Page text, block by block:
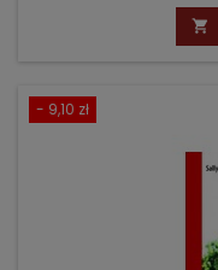

- 9,10 zł